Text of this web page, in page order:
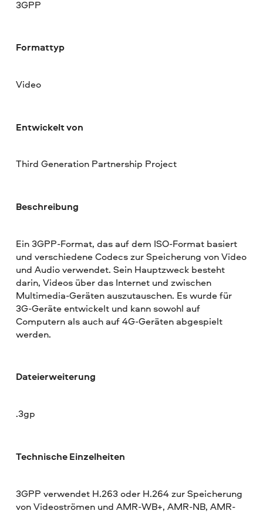
3GPP
Formattyp
Video
Entwickelt von
Third Generation Partnership Project
Beschreibung
Ein 3GPP-Format, das auf dem ISO-Format basiert
und verschiedene Codecs zur Speicherung von Video
und Audio verwendet. Sein Hauptzweck besteht
darin, Videos über das Internet und zwischen
Multimedia-Geräten auszutauschen. Es wurde für
3G-Geräte entwickelt und kann sowohl auf
Computern als auch auf 4G-Geräten abgespielt
werden.
Dateierweiterung
.3gp
Technische Einzelheiten
3GPP verwendet H.263 oder H.264 zur Speicherung
von Videoströmen und AMR-WB+, AMR-NB, AMR-